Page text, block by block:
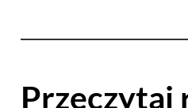
Przeczytaj